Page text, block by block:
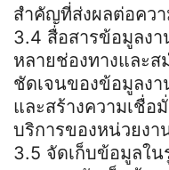
สำคัญที่ส่งผลต่อคว
3.4 สื่อสารข้อมูลง
หลายช่องทางและส
ชัดเจนของข้อมูลง
และสร้างความเชื่
บริการของหน่วยง
3.5 จัดเก็บข้อมูลใ